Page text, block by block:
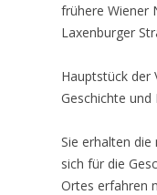
frühere Wiener
Laxenburger
Hauptstück der
Geschichte
Sie erhalten
sich für die
Ortes erfahren